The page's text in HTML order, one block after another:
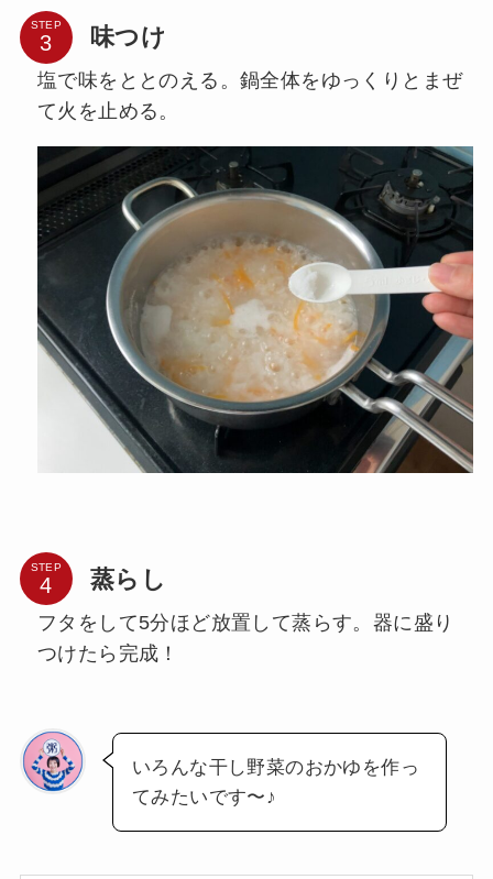
STEP 味つけ
塩で味をととのえる。鍋全体をゆっくりとまぜ
て火を止める。
STEP 蒸らし
フタをして5分ほど放置して蒸らす。器に盛り
つけたら完成！
いろんな干し野菜のおかゆを作っ
てみたいです〜♪